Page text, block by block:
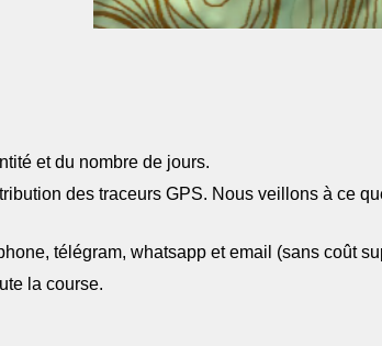
et du nombre de jours.
des traceurs GPS. Nous veillons à ce
télégram, whatsapp et email (sans coût
la course.